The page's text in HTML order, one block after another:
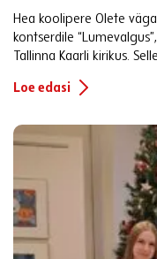
Hea koolipere Olete
kontserdile
Tallinna Kaarli kirikus.
Loe edasi